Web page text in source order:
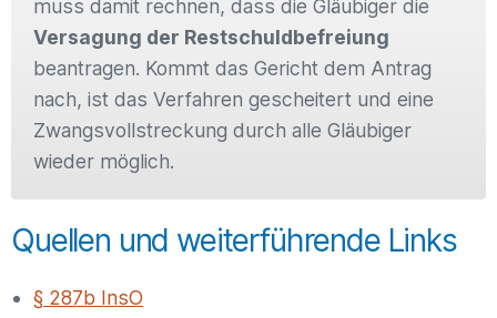
muss damit rechnen, dass die Gläubiger die
Versagung der Restschuldbefreiung
beantragen. Kommt das Gericht dem Antrag
nach, ist das Verfahren gescheitert und eine
Zwangsvollstreckung durch alle Gläubiger
wieder möglich.
Quellen und weiterführende Links
§ 287b InsO